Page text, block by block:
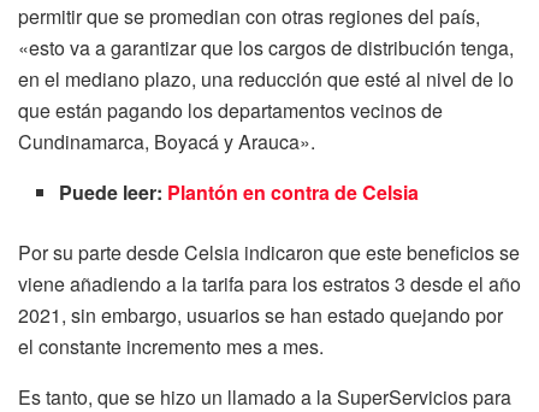
permitir que se promedian con otras regiones del país,
«esto va a garantizar que los cargos de distribución tenga,
en el mediano plazo, una reducción que esté al nivel de lo
que están pagando los departamentos vecinos de
Cundinamarca, Boyacá y Arauca».
Puede leer: Plantón en contra de Celsia
Por su parte desde Celsia indicaron que este beneficios se
viene añadiendo a la tarifa para los estratos 3 desde el año
2021, sin embargo, usuarios se han estado quejando por
el constante incremento mes a mes.
Es tanto, que se hizo un llamado a la SuperServicios para